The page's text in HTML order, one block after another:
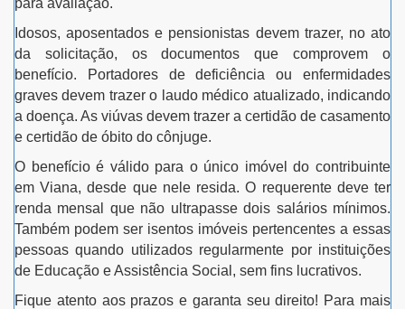
Idosos, aposentados e pensionistas devem trazer, no ato
da solicitação, os documentos que comprovem o
benefício. Portadores de deficiência ou enfermidades
graves devem trazer o laudo médico atualizado, indicando
a doença. As viúvas devem trazer a certidão de casamento
e certidão de óbito do cônjuge.
O benefício é válido para o único imóvel do contribuinte
em Viana, desde que nele resida. O requerente deve ter
renda mensal que não ultrapasse dois salários mínimos.
Também podem ser isentos imóveis pertencentes a essas
pessoas quando utilizados regularmente por instituições
de Educação e Assistência Social, sem fins lucrativos.
Fique atento aos prazos e garanta seu direito! Para mais